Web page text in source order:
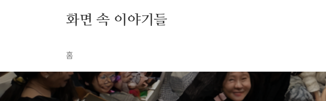
화면 속 이야기들
홈